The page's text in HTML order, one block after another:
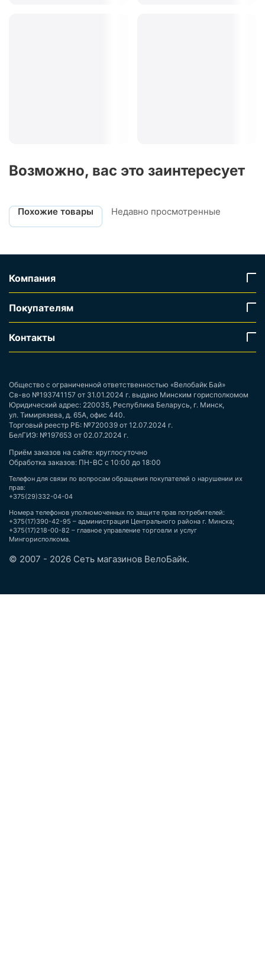
Возможно, вас это заинтересует
Похожие товары Недавно просмотренные
Компания
Покупателям
Контакты
Общество с ограниченной ответственностью «Велобайк Бай»
Св-во №193741157 от 31.01.2024 г. выдано Минским горисполкомом
Юридический адрес: 220035, Республика Беларусь, г. Минск,
ул. Тимирязева, д. 65А, офис 440.
Торговый реестр РБ: №720039 от 12.07.2024 г.
БелГИЭ: №197653 от 02.07.2024 г.
Приём заказов на сайте: круглосуточно
Обработка заказов: ПН-ВС с 10:00 до 18:00
Телефон для связи по вопросам обращения покупателей о нарушении их
прав:
+375(29)332-04-04
Номера телефонов уполномоченных по защите прав потребителей:
+375(17)390-42-95 – администрация Центрального района г. Минска;
+375(17)218-00-82 – главное управление торговли и услуг
Мингорисполкома.
© 2007 - 2026 Сеть магазинов ВелоБайк.